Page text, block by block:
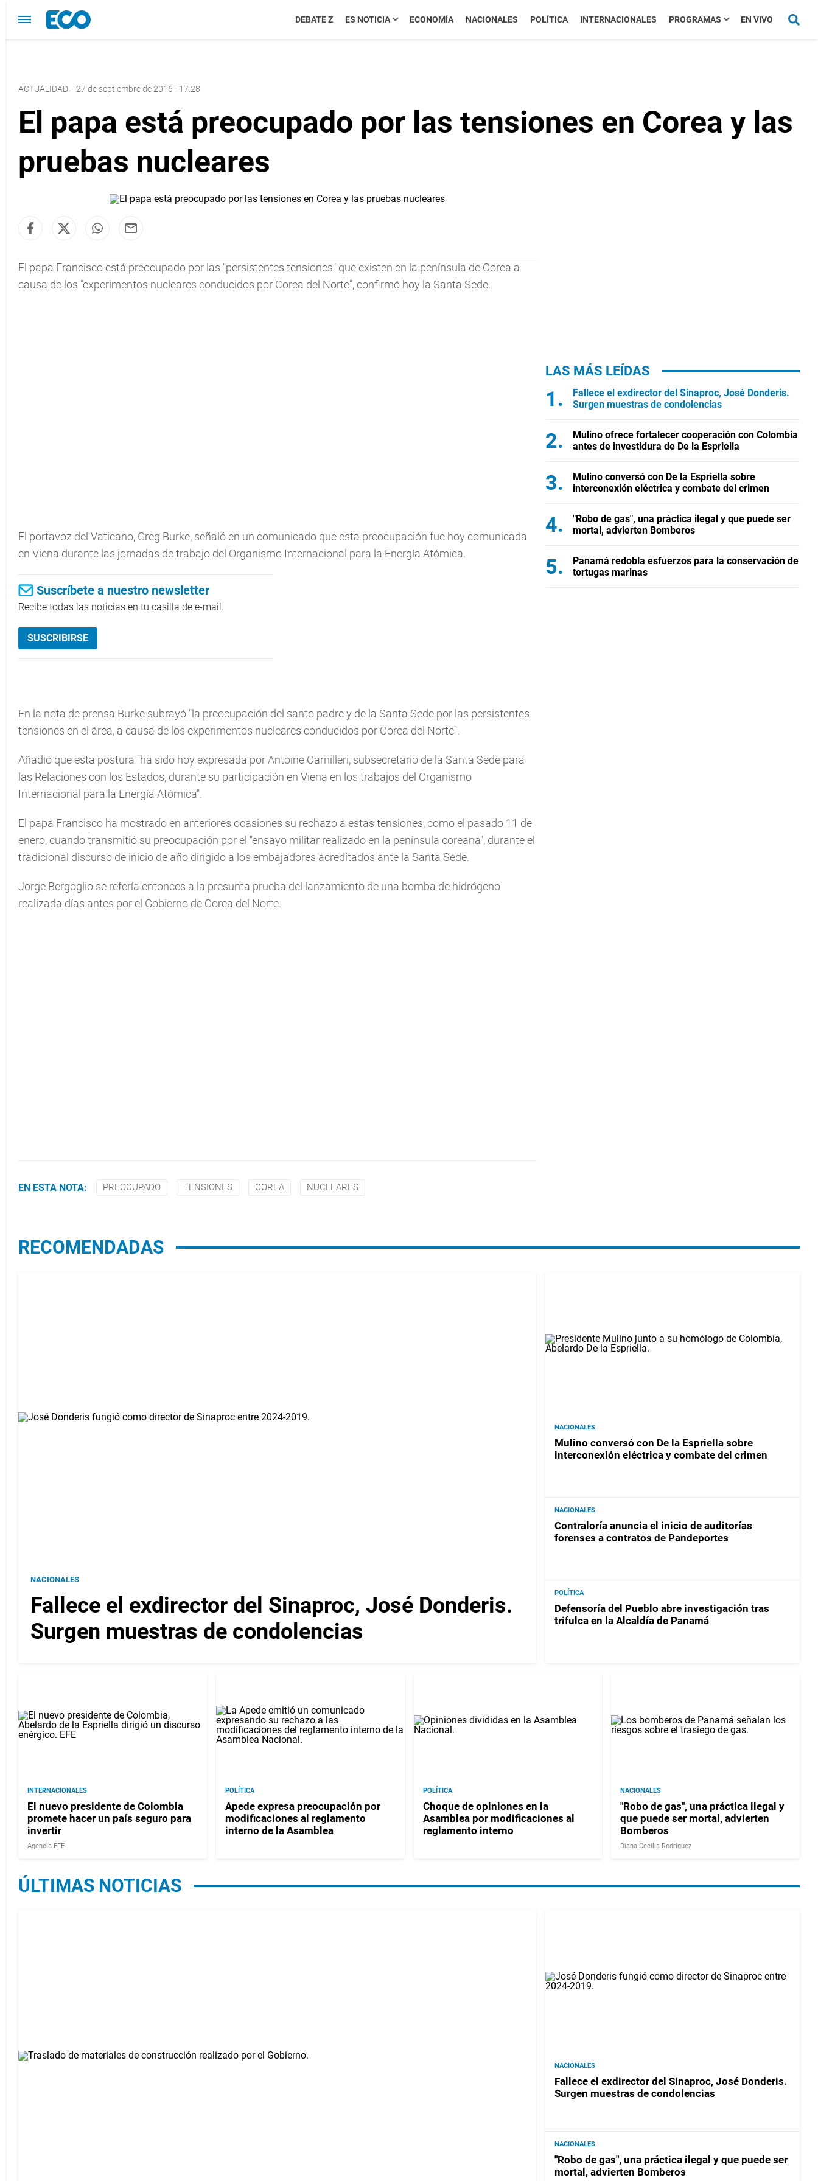
DEBATE Z ES NOTICIA ECONOMÍA NACIONALES POLÍTICA INTERNACIONALES PROGRAMAS EN VIVO
ACTUALIDAD- 27 de septiembre de 2016 - 17:28
El papa está preocupado por las tensiones en Corea y las
pruebas nucleares
El papa Francisco está preocupado por las "persistentes tensiones" que existen en la península de Corea a
causa de los "experimentos nucleares conducidos por Corea del Norte", confirmó hoy la Santa Sede.
El portavoz del Vaticano, Greg Burke, señaló en un comunicado que esta preocupación fue hoy comunicada
en Viena durante las jornadas de trabajo del Organismo Internacional para la Energía Atómica.
Suscríbete a nuestro newsletter
Recibe todas las noticias en tu casilla de e-mail.
SUSCRIBIRSE
En la nota de prensa Burke subrayó "la preocupación del santo padre y de la Santa Sede por las persistentes
tensiones en el área, a causa de los experimentos nucleares conducidos por Corea del Norte".
Añadió que esta postura "ha sido hoy expresada por Antoine Camilleri, subsecretario de la Santa Sede para
las Relaciones con los Estados, durante su participación en Viena en los trabajos del Organismo
Internacional para la Energía Atómica".
El papa Francisco ha mostrado en anteriores ocasiones su rechazo a estas tensiones, como el pasado 11 de
enero, cuando transmitió su preocupación por el "ensayo militar realizado en la península coreana", durante el
tradicional discurso de inicio de año dirigido a los embajadores acreditados ante la Santa Sede.
Jorge Bergoglio se refería entonces a la presunta prueba del lanzamiento de una bomba de hidrógeno
realizada días antes por el Gobierno de Corea del Norte.
EN ESTA NOTA: PREOCUPADO TENSIONES COREA NUCLEARES
LAS MÁS LEÍDAS
Fallece el exdirector del Sinaproc, José Donderis.
Surgen muestras de condolencias
Mulino ofrece fortalecer cooperación con Colombia
antes de investidura de De la Espriella
Mulino conversó con De la Espriella sobre
interconexión eléctrica y combate del crimen
"Robo de gas", una práctica ilegal y que puede ser
mortal, advierten Bomberos
Panamá redobla esfuerzos para la conservación de
tortugas marinas
RECOMENDADAS
NACIONALES
Fallece el exdirector del Sinaproc, José Donderis.
Surgen muestras de condolencias
NACIONALES
Mulino conversó con De la Espriella sobre
interconexión eléctrica y combate del crimen
NACIONALES
Contraloría anuncia el inicio de auditorías
forenses a contratos de Pandeportes
POLÍTICA
Defensoría del Pueblo abre investigación tras
trifulca en la Alcaldía de Panamá
INTERNACIONALES
El nuevo presidente de Colombia
promete hacer un país seguro para
invertir
Agencia EFE
POLÍTICA
Apede expresa preocupación por
modificaciones al reglamento
interno de la Asamblea
POLÍTICA
Choque de opiniones en la
Asamblea por modificaciones al
reglamento interno
NACIONALES
"Robo de gas", una práctica ilegal y
que puede ser mortal, advierten
Bomberos
Diana Cecilia Rodríguez
ÚLTIMAS NOTICIAS
NACIONALES
Fallece el exdirector del Sinaproc, José Donderis.
Surgen muestras de condolencias
NACIONALES
"Robo de gas", una práctica ilegal y que puede ser
mortal, advierten Bomberos